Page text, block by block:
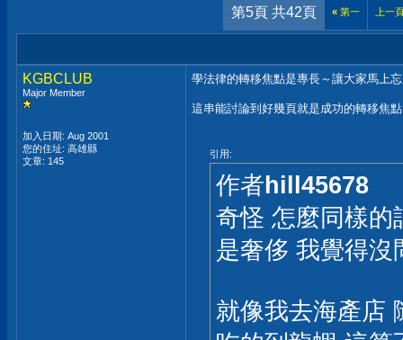
第5頁 共42頁 « 第一 上一
KGBCLUB
Major Member
加入日期: Aug 2001
您的住址: 高雄縣
文章: 145
學法律的轉移焦點是專長～讓大家馬上
這串能討論到好幾頁就是成功的轉移焦點
引用:
作者hill45678
奇怪 怎麼同樣的
是奢侈 我覺得沒
就像我去海產店